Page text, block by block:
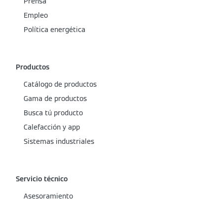
Empleo
Política energética
Productos
Catálogo de productos
Gama de productos
Busca tú producto
Calefacción y app
Sistemas industriales
Servicio técnico
Asesoramiento